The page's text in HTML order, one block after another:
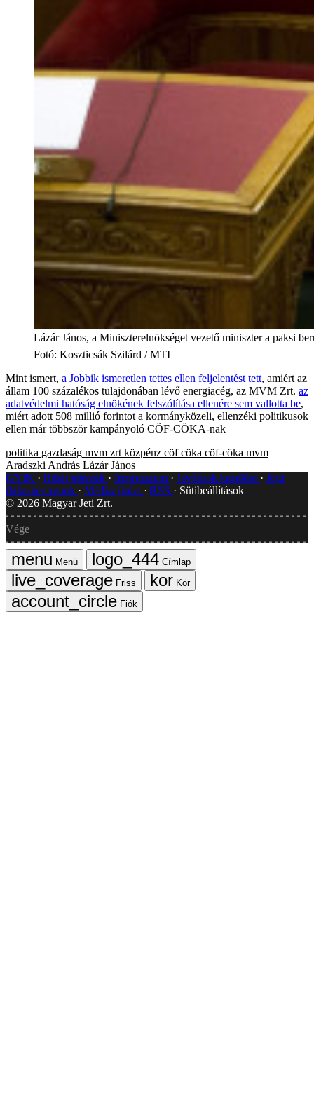
Lázár János, a Miniszterelnökséget vezető miniszter a paksi
Fotó: Koszticsák Szilárd / MTI
Mint ismert, a Jobbik ismeretlen tettes ellen feljelentést tett, amiért az
állam 100 százalékos tulajdonában lévő energiacég, az MVM Zrt. az
adatvédelmi hatóság elnökének felszólítása ellenére sem vallotta be,
miért adott 508 millió forintot a kormányközeli, ellenzéki politikusok
ellen már többször kampányoló CÖF-CÖKA-nak
politika gazdaság mvm zrt közpénz cöf cöka cöf-cöka mvm
Aradszki András Lázár János
GYIK
Hibát jelentek Impresszum Javítások kezelése
Jogi
dokumentumok
Médiaajánlat RSS
Sütibeállítások
© 2026 Magyar Jeti Zrt.
Vége
Menü
Címlap
Friss
Kör
Fiók